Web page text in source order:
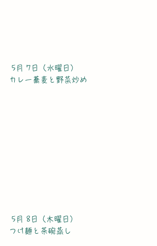
5月 7日（水曜日）
カレー蕎麦と野菜炒め
5月 8日（木曜日）
つけ麺と茶碗蒸し